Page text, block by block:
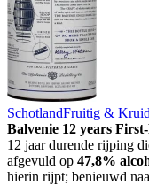
SchotlandFruitig &
Balvenie 12 years
12 jaar durende rijping
afgevuld op 47,8%
hierin rijpt; benieuwd